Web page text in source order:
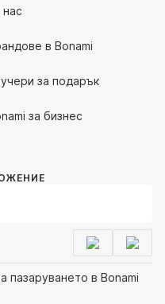
нас
в Bonami
за подарък
за бизнес
пазаруването в Bonami